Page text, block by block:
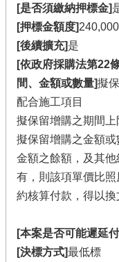
[是否須繳納押標金]
[押標金額度]240,000
[後續擴充]是
[依政府採購法第22
間、金額或數量]擬
配合施工項目
擬保留增購之期間
擬保留增購之金額
金額之餘額，及其
有，則該項單價比
約核算付款，得以換
[本案是否可能遲延
[決標方式]最低標